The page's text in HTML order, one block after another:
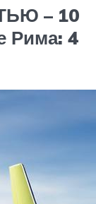
– 10
Рима: 4